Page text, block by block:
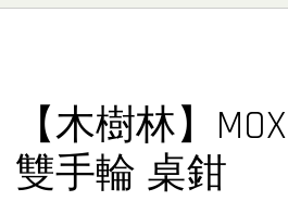
【木樹林】
雙手輪 桌鉗